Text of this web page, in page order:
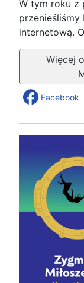
W tym roku z
internetową.
Więcej
Facebook